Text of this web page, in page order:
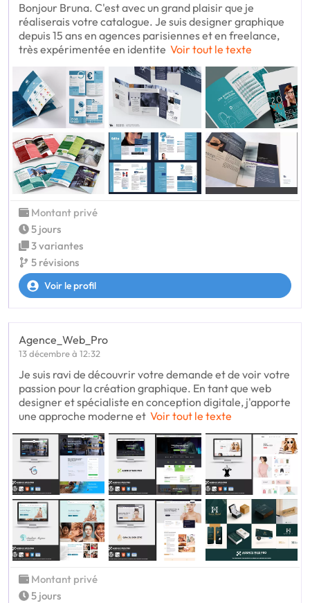
Bonjour Bruna. C'est avec un grand plaisir que je
réaliserais votre catalogue. Je suis designer graphique
depuis 15 ans en agences parisiennes et en freelance,
très expérimentée en identite Voir tout le texte
Montant privé
5 jours
3 variantes
5 révisions
Voir le profil
Agence_Web_Pro
13 décembre à 12:32
Je suis ravi de découvrir votre demande et de voir votre
passion pour la création graphique. En tant que web
designer et spécialiste en conception digitale, j'apporte
une approche moderne et Voir tout le texte
Montant privé
5 jours